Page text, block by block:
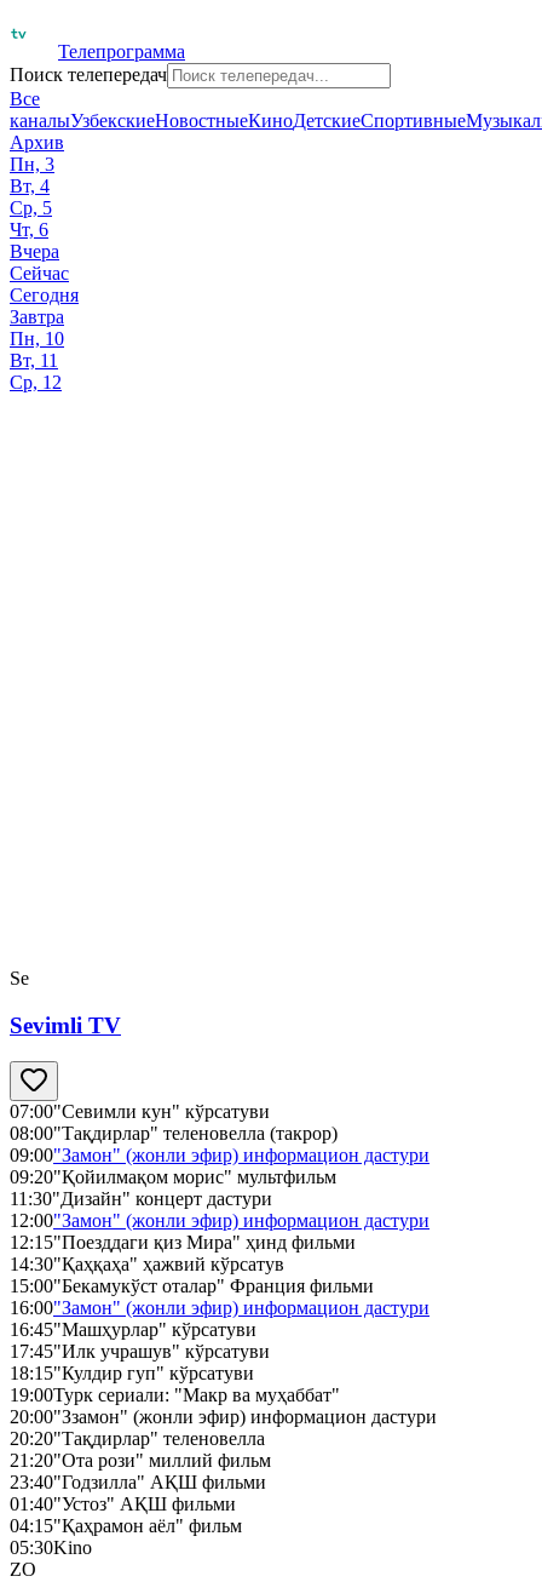
Телепрограмма
Поиск телепередач
Все
каналыУзбекскиеНовостныеКиноДетскиеСпортивные
Архив
Пн, 3
Вт, 4
Ср, 5
Чт, 6
Вчера
Сейчас
Сегодня
Завтра
Пн, 10
Вт, 11
Ср, 12
Se
Sevimli TV
07:00"Севимли кун" кўрсатуви
08:00"Тақдирлар" теленовелла (такрор)
09:00"Замон" (жонли эфир) информацион дастури
09:20"Қойилмақом морис" мультфильм
11:30"Дизайн" концерт дастури
12:00"Замон" (жонли эфир) информацион дастури
12:15"Поезддаги қиз Мира" ҳинд фильми
14:30"Қаҳқаҳа" ҳажвий кўрсатув
15:00"Бекамукўст оталар" Франция фильми
16:00"Замон" (жонли эфир) информацион дастури
16:45"Машҳурлар" кўрсатуви
17:45"Илк учрашув" кўрсатуви
18:15"Кулдир гуп" кўрсатуви
19:00Турк сериали: "Макр ва муҳаббат"
20:00"Ззамон" (жонли эфир) информацион дастури
20:20"Тақдирлар" теленовелла
21:20"Ота рози" миллий фильм
23:40"Годзилла" АҚШ фильми
01:40"Устоз" АҚШ фильми
04:15"Қаҳрамон аёл" фильм
05:30Kino
ZO